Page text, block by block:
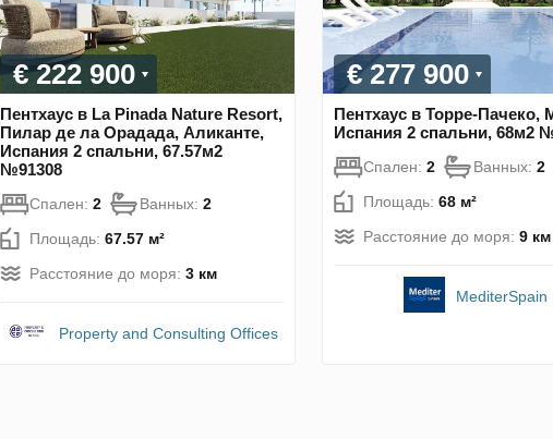
€ 222 900
Пентхаус в La Pinada Nature Resort,
Пилар де ла Орадада, Аликанте,
Испания 2 спальни, 67.57м2
№91308
Спален: 2 Ванных: 2
Площадь: 67.57 м²
Расстояние до моря: 3 км
Property and Consulting Offices
€ 277 900
Пентхаус в Торре-Пачеко,
Испания 2 спальни, 68м2
Спален: 2 Ванных: 2
Площадь: 68 м²
Расстояние до моря: 9 км
MediterSpain